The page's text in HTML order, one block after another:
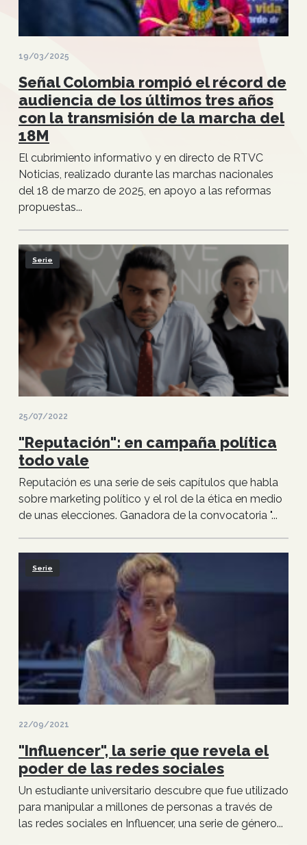
19/03/2025
Señal Colombia rompió el récord de
audiencia de los últimos tres años
con la transmisión de la marcha del
18M
El cubrimiento informativo y en directo de RTVC
Noticias, realizado durante las marchas nacionales
del 18 de marzo de 2025, en apoyo a las reformas
propuestas...
Serie
25/07/2022
"Reputación": en campaña política
todo vale
Reputación es una serie de seis capítulos que habla
sobre marketing político y el rol de la ética en medio
de unas elecciones. Ganadora de la convocatoria "...
Serie
22/09/2021
"Influencer", la serie que revela el
poder de las redes sociales
Un estudiante universitario descubre que fue utilizado
para manipular a millones de personas a través de
las redes sociales en Influencer, una serie de género...